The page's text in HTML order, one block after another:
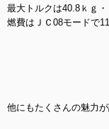
最大トルクは40.8ｋｇ・
燃費はＪＣ08モードで
他にもたくさんの魅力